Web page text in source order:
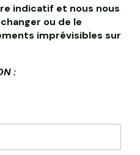
indicatif et nous nous
ou de le
imprévisibles sur
: